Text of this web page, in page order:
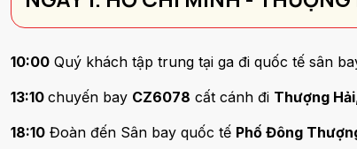
10:00 Quý khách tập trung tại ga đi quốc tế sân
13:10 chuyến bay CZ6078 cất cánh đi Thượng Hải
18:10 Đoàn đến Sân bay quốc tế Phố Đông